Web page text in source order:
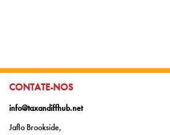
IR PARA:
CONTATE-NOS
info@taxandiffhub.net
Jaflo Brookside,